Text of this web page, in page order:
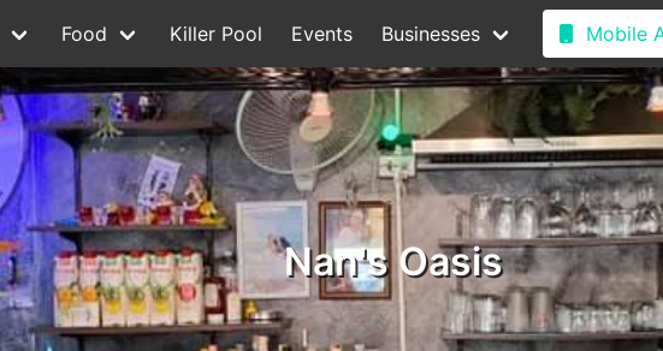
Food Killer Pool Events Businesses Mobile
Nan's Oasis